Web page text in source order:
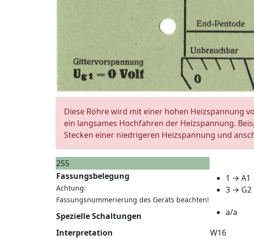
Diese Röhre wird mit einer hohen Heizspannung
ein langsames Hochfahren der Heizspannung.
Stecken einer niedrigeren Heizspannung und
255
Fassungsbelegung
Achtung:
Fassungsnummerierung des Geräts beachten!
1 → A1
3 → G2
Spezielle Schaltungen
a/a
Interpretation
W16